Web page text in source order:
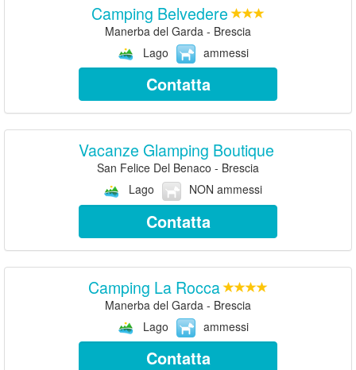
Camping Belvedere
Manerba del Garda - Brescia
Lago
ammessi
Contatta
Vacanze Glamping Boutique
San Felice Del Benaco - Brescia
Lago
NON ammessi
Contatta
Camping La Rocca
Manerba del Garda - Brescia
Lago
ammessi
Contatta